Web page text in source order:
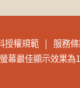
授權規範
服務
幕最佳顯示效果